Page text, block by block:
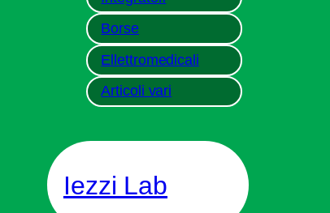
Borse
Ellettromedicali
Articoli vari
Iezzi Lab